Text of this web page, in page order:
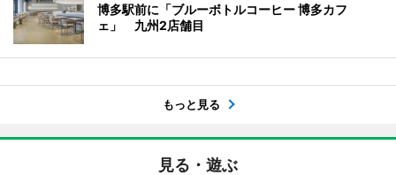
博多駅前に「ブルーボトルコーヒー 博多カフ
ェ」 九州2店舗目
もっと見る
見る・遊ぶ